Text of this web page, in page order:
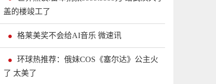
盖的楼竣工了
格莱美奖不会给AI音乐 微速讯
环球热推荐：俄妹COS《塞尔达》公主火
了 太美了